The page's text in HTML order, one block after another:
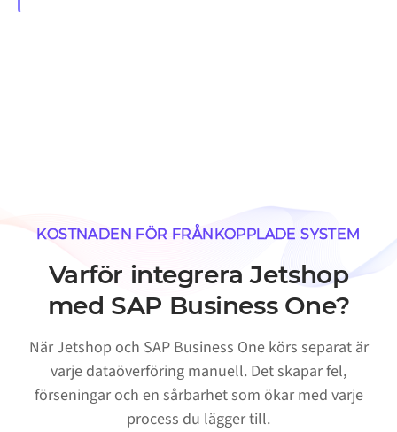
KOSTNADEN FÖR FRÅNKOPPLADE SYSTEM
Varför integrera Jetshop
med SAP Business One?
När Jetshop och SAP Business One körs separat är
varje dataöverföring manuell. Det skapar fel,
förseningar och en sårbarhet som ökar med varje
process du lägger till.